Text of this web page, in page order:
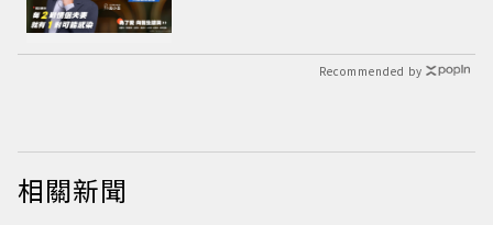
Recommended by
相關新聞